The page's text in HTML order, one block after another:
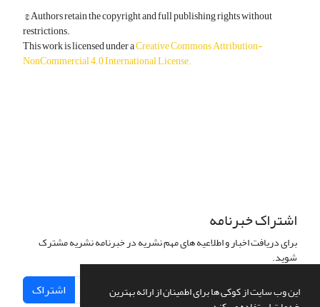
این وب سایت از کوکی ها برای اطمینان از ارائه بهترین
© Authors retain the copyright and full publishing rights without
restrictions.
This work is licensed under aCreative Commons Attribution-
NonCommercial 4.0 International License.
اشتراک خبرنامه
برای دریافت اخبار و اطلاعیه های مهم نشریه در خبرنامه نشریه مشترک
شوید.
اشتراک